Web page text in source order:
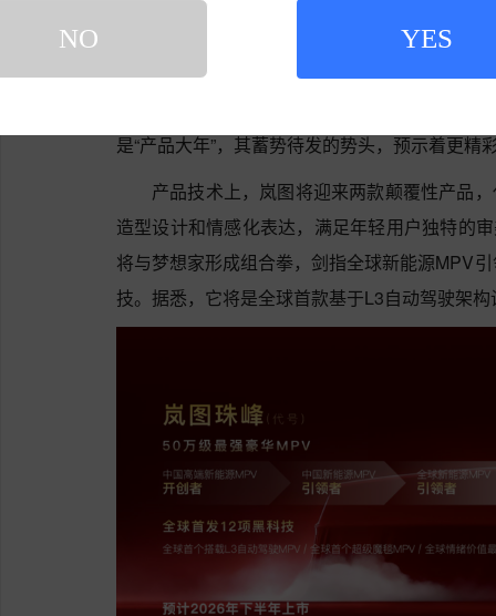
NO YES
是“产品大年”，其蓄势待发的势头，预示着更精
产品技术上，岚图将迎来两款颠覆性产品
造型设计和情感化表达，满足年轻用户独特的
将与梦想家形成组合拳，剑指全球新能源MPV
技。据悉，它将是全球首款基于L3自动驾驶架